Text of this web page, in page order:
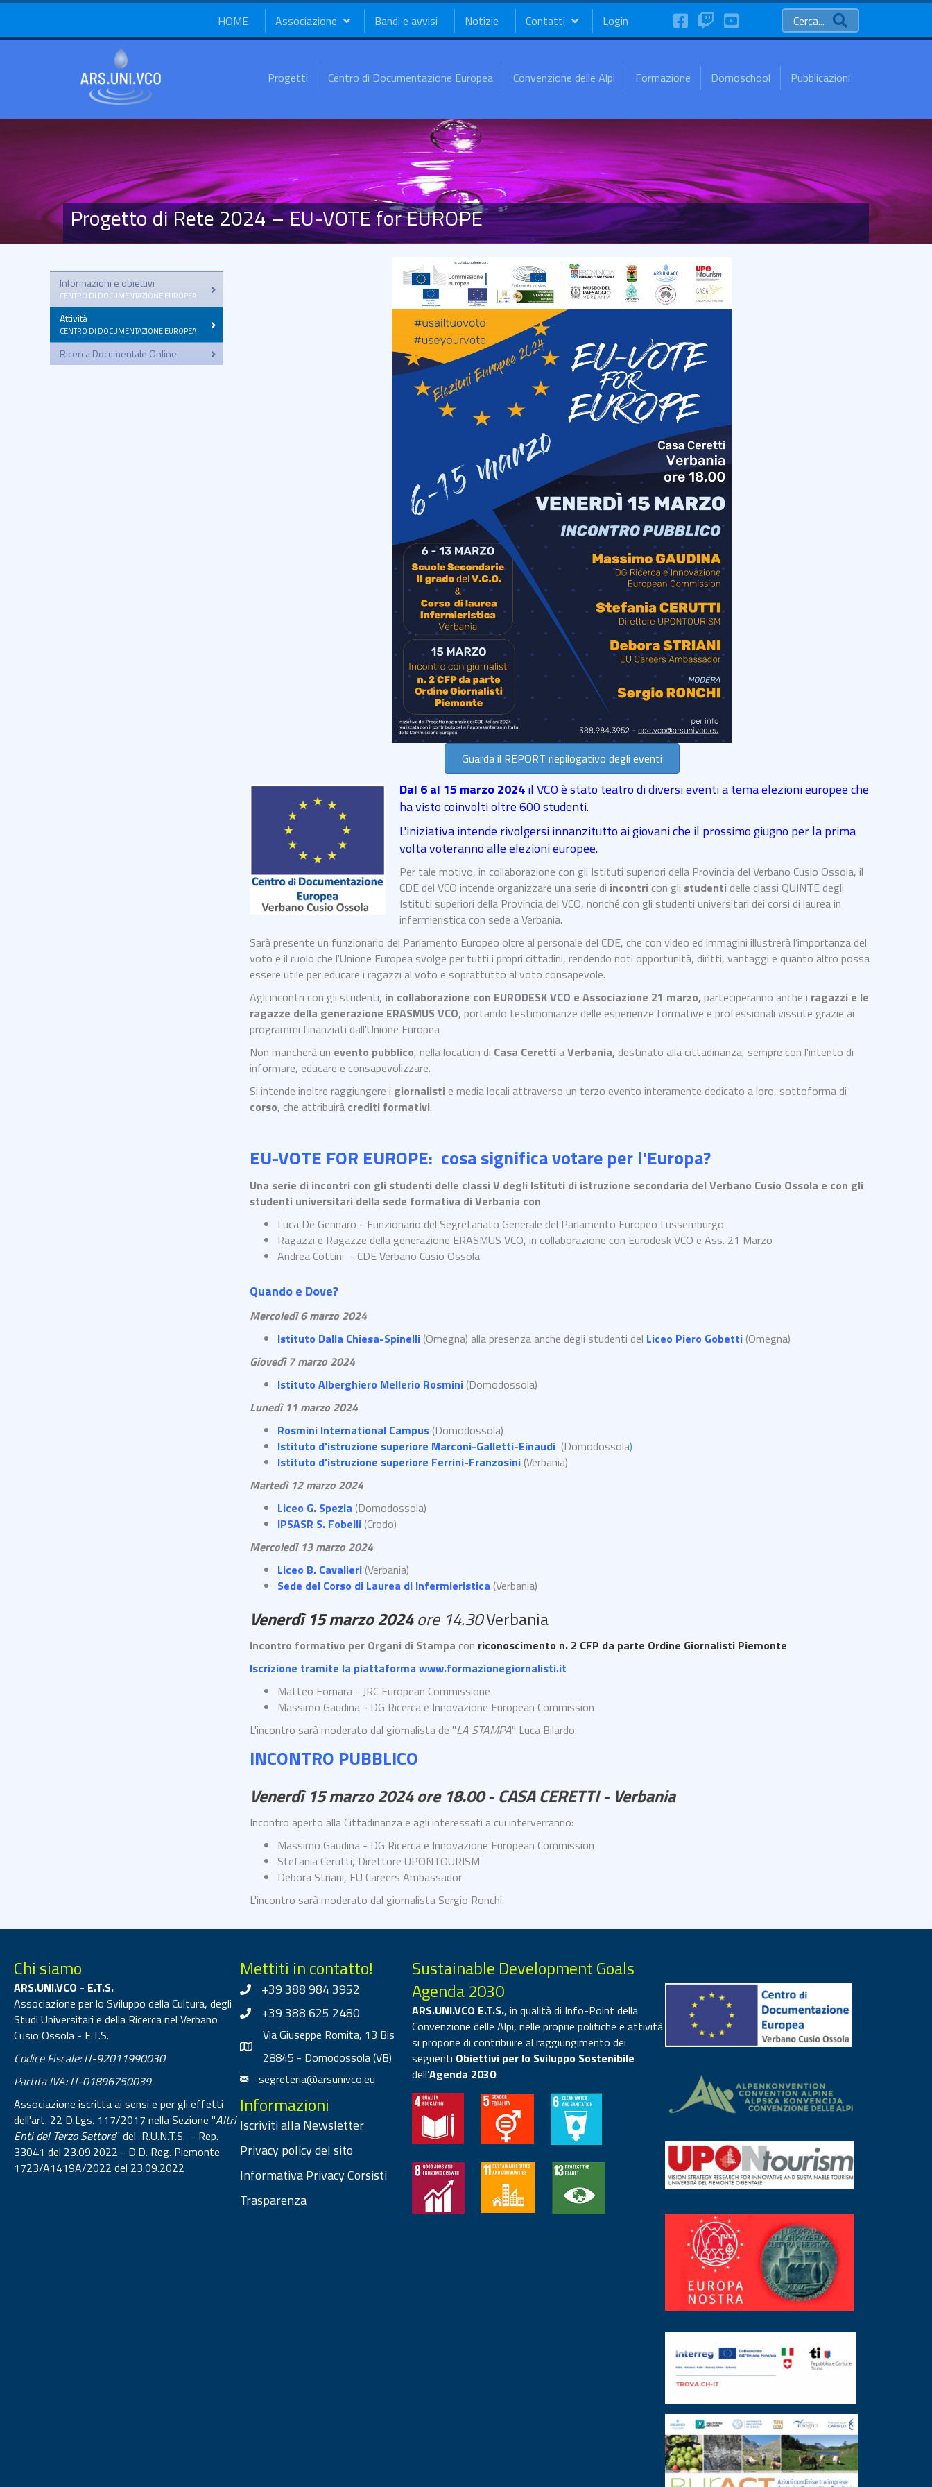
HOME Associazione Bandi e avvisi Notizie Contatti Login FaceBookTwitchYouTube Cerca...
Progetti Centro di Documentazione Europea Convenzione delle Alpi Formazione Domoschool Pubblicazioni
Progetto di Rete 2024 – EU-VOTE for EUROPE
Informazioni e obiettivi
CENTRO DI DOCUMENTAZIONE EUROPEA
Attività
CENTRO DI DOCUMENTAZIONE EUROPEA
Ricerca Documentale Online
Guarda il REPORT riepilogativo degli eventi
Dal 6 al 15 marzo 2024il VCO è stato teatro di diversi eventi a tema elezioni europee che
ha visto coinvolti oltre 600 studenti.
L'iniziativa intende rivolgersi innanzitutto ai giovani che il prossimo giugno per la prima
volta voteranno alle elezioni europee.
Per tale motivo, in collaborazione con gli Istituti superiori della Provincia del Verbano Cusio Ossola, il
CDE del VCO intende organizzare una serie di incontri con gli studenti delle classi QUINTE degli
Istituti superiori della Provincia del VCO, nonché con gli studenti universitari dei corsi di laurea in
infermieristica con sede a Verbania.
Sarà presente un funzionario del Parlamento Europeo oltre al personale del CDE, che con video ed immagini illustrerà l’importanza del
voto e il ruolo che l'Unione Europea svolge per tutti i propri cittadini, rendendo noti opportunità, diritti, vantaggi e quanto altro possa
essere utile per educare i ragazzi al voto e soprattutto al voto consapevole.
Agli incontri con gli studenti, in collaborazione con EURODESK VCO e Associazione 21 marzo,parteciperanno anche i ragazzi e le
ragazze della generazione ERASMUS VCO, portando testimonianze delle esperienze formative e professionali vissute grazie ai
programmi finanziati dall'Unione Europea
Non mancherà un evento pubblico, nella location di Casa Ceretti aVerbania,destinato alla cittadinanza, sempre con l'intento di
informare, educare e consapevolizzare.
Si intende inoltre raggiungere i giornalisti e media locali attraverso un terzo evento interamente dedicato a loro, sottoforma di
corso, che attribuirà crediti formativi.
EU-VOTE FOR EUROPE: cosa significa votare per l'Europa?
Una serie di incontri con gli studenti delle classi V degli Istituti di istruzione secondaria del Verbano Cusio Ossola e con gli
studenti universitari della sede formativa di Verbania con
Luca De Gennaro - Funzionario del Segretariato Generale del Parlamento Europeo Lussemburgo
Ragazzi e Ragazze della generazione ERASMUS VCO, in collaborazione con Eurodesk VCO e Ass. 21 Marzo
Andrea Cottini - CDE Verbano Cusio Ossola
Quando e Dove?
Mercoledì 6 marzo 2024
Istituto Dalla Chiesa-Spinelli(Omegna) alla presenza anche degli studenti del Liceo Piero Gobetti(Omegna)
Giovedì 7 marzo 2024
Istituto Alberghiero Mellerio Rosmini(Domodossola)
Lunedì 11 marzo 2024
Rosmini International Campus(Domodossola)
Istituto d'istruzione superiore Marconi-Galletti-Einaudi (Domodossola)
Istituto d'istruzione superiore Ferrini-Franzosini(Verbania)
Martedì 12 marzo 2024
Liceo G. Spezia (Domodossola)
IPSASR S. Fobelli(Crodo)
Mercoledì 13 marzo 2024
Liceo B. Cavalieri(Verbania)
Sede del Corso di Laurea di Infermieristica (Verbania)
Venerdì 15 marzo 2024ore 14.30Verbania
Incontro formativo per Organi di Stampa con riconoscimento n. 2 CFP da parte Ordine Giornalisti Piemonte
Iscrizione tramite la piattaforma www.formazionegiornalisti.it
Matteo Fornara - JRC European Commissione
Massimo Gaudina - DG Ricerca e Innovazione European Commission
L'incontro sarà moderato dal giornalista de "LA STAMPA" Luca Bilardo.
INCONTRO PUBBLICO
Venerdì 15 marzo 2024 ore 18.00 - CASA CERETTI - Verbania
Incontro aperto alla Cittadinanza e agli interessati a cui interverranno:
Massimo Gaudina - DG Ricerca e Innovazione European Commission
Stefania Cerutti, Direttore UPONTOURISM
Debora Striani, EU Careers Ambassador
L'incontro sarà moderato dal giornalista Sergio Ronchi.
Chi siamo
ARS.UNI.VCO - E.T.S.
Associazione per lo Sviluppo della Cultura, degli
Studi Universitari e della Ricerca nel Verbano
Cusio Ossola - E.T.S.
Codice Fiscale: IT-92011990030
Partita IVA: IT-01896750039
Associazione iscritta ai sensi e per gli effetti
dell'art. 22 D.Lgs. 117/2017 nella Sezione "Altri
Enti del Terzo Settore" del R.U.N.T.S. - Rep.
33041 del 23.09.2022 - D.D. Reg. Piemonte
1723/A1419A/2022 del 23.09.2022
Mettiti in contatto!
+39 388 984 3952
+39 388 625 2480
Via Giuseppe Romita, 13 Bis
28845 - Domodossola (VB)
segreteria@arsunivco.eu
Informazioni
Iscriviti alla Newsletter
Privacy policy del sito
Informativa Privacy Corsisti
Trasparenza
Sustainable Development Goals
Agenda 2030
ARS.UNI.VCO E.T.S., in qualità di Info-Point della
Convenzione delle Alpi, nelle proprie politiche e attività
si propone di contribuire al raggiungimento dei
seguenti Obiettivi per lo Sviluppo Sostenibile
dell’Agenda 2030: